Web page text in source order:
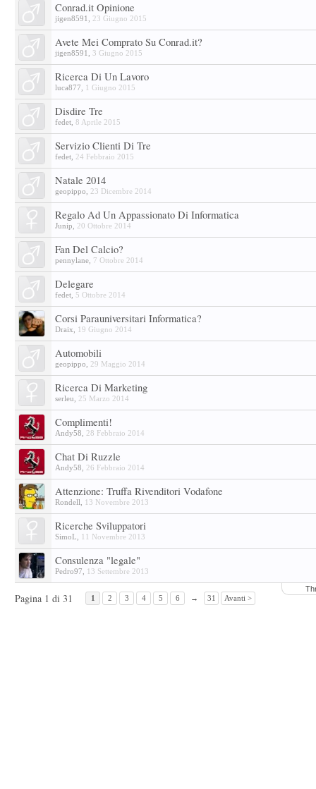
Conrad.it Opinione
jigen8591 23 Giugno 2015
Avete Mei Comprato Su Conrad.it?
jigen8591 3 Giugno 2015
Ricerca Di Un Lavoro
luca877 1 Giugno 2015
Disdire Tre
fedet 8 Aprile 2015
Servizio Clienti Di Tre
fedet 24 Febbraio 2015
Natale 2014
geopippo 23 Dicembre 2014
Regalo Ad Un Appassionato Di Informatica
Junip 20 Ottobre 2014
Fan Del Calcio?
pennylane 7 Ottobre 2014
Delegare
fedet 5 Ottobre 2014
Corsi Parauniversitari Informatica?
Draix 19 Giugno 2014
Automobili
geopippo 29 Maggio 2014
Ricerca Di Marketing
serleu 25 Marzo 2014
Complimenti!
Andy58 28 Febbraio 2014
Chat Di Ruzzle
Andy58 26 Febbraio 2014
Attenzione: Truffa Rivenditori Vodafone
Rondell 13 Novembre 2013
Ricerche Sviluppatori
SimoL 11 Novembre 2013
Consulenza "legale"
Pedro97 13 Settembre 2013
Pagina 1 di 31 1 2 3 4 5 6 → 31 Avanti >